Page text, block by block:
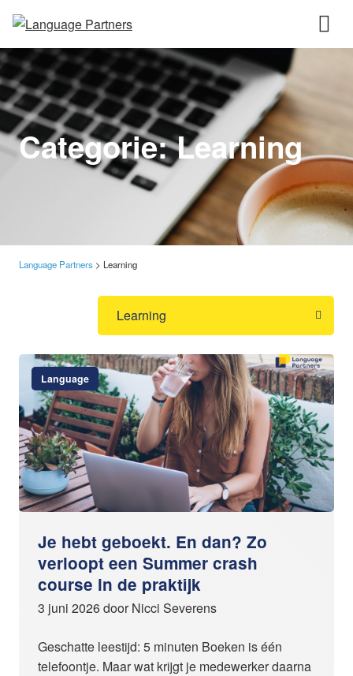
Categorie:Learning
Language Partners > Learning
Language
Je hebt geboekt. En dan? Zo
verloopt een Summer crash
course in de praktijk
3 juni 2026 door Nicci Severens
Geschatte leestijd: 5 minuten Boeken is één
telefoontje. Maar wat krijgt je medewerker daarna